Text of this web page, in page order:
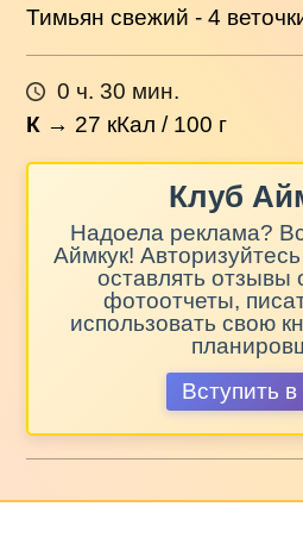
Тимьян свежий - 4
0 ч. 30 мин.
К → 27 кКал / 100 г
Клуб
Надоела реклама?
Аймкук!
оставлять отзывы
фотоотчеты,
использовать свою
Вступить в